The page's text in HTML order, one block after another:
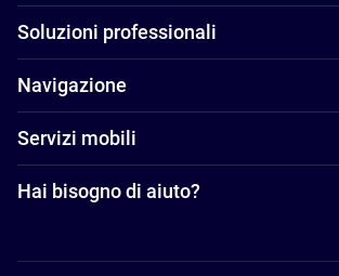
Soluzioni professionali
Navigazione
Servizi mobili
Hai bisogno di aiuto?